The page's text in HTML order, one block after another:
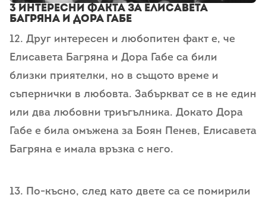
3 Интересни Факта за Елисавета
Багряна и Дора Габе
12. Друг интересен и любопитен факт е, че
Елисавета Багряна и Дора Габе са били
близки приятелки, но в същото време и
съпернички в любовта. Забъркват се в не един
или два любовни триъгълника. Докато Дора
Габе е била омъжена за Боян Пенев, Елисавета
Багряна е имала връзка с него.
13. По-късно, след като двете са се помирили